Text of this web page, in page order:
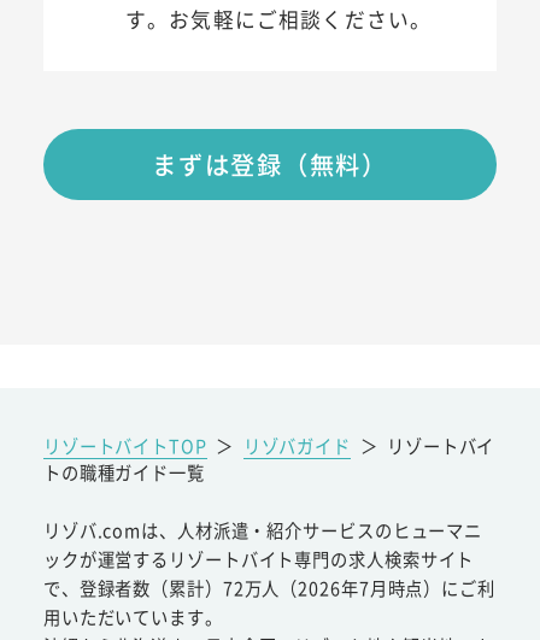
す。お気軽にご相談ください。
まずは登録（無料）
リゾートバイトTOP ＞ リゾバガイド ＞ リゾートバイ
トの職種ガイド一覧
リゾバ.comは、人材派遣・紹介サービスのヒューマニ
ックが運営するリゾートバイト専門の求人検索サイト
で、登録者数（累計）72万人（2026年7月時点）にご利
用いただいています。